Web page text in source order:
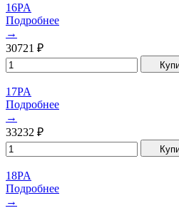
16PA
Подробнее
→
30721 ₽
17PA
Подробнее
→
33232 ₽
18PA
Подробнее
→